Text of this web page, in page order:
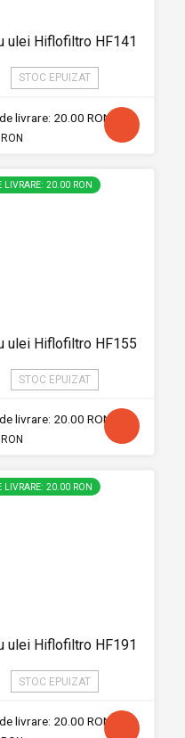
ulei Hiflofiltro HF141
STOC EPUIZAT
livrare: 20.00 RON
LIVRARE: 20.00 RON
ulei Hiflofiltro HF155
STOC EPUIZAT
livrare: 20.00 RON
LIVRARE: 20.00 RON
ulei Hiflofiltro HF191
STOC EPUIZAT
livrare: 20.00 RON